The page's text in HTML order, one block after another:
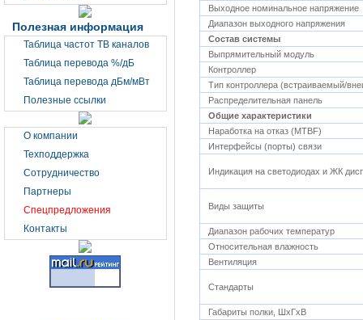
Полезная информация
Таблица частот ТВ каналов
Таблица перевода %/дБ
Таблица перевода дБм/мВт
Полезные ссылки
О компании
Техподдержка
Сотрудничество
Партнеры
Спецпредложения
Контакты
Выходное номинальное напряжение
Диапазон выходного напряжения
Состав системы
Выпрямительный модуль
Контроллер
Тип контроллера (встраиваемый/
Распределительная панель
Общие характеристики
Наработка на отказ (MTBF)
Интерфейсы (порты) связи
Индикация на светодиодах и ЖК
Виды защиты
Диапазон рабочих температур
Относительная влажность
Вентиляция
Стандарты
Габариты полки, ШхГхВ